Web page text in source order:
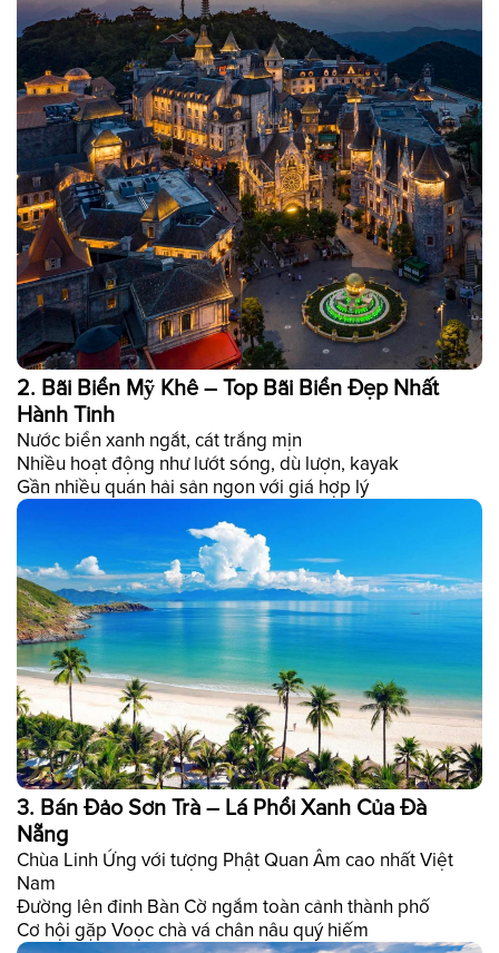
2. Bãi Biển Mỹ Khê – Top Bãi Biển Đẹp Nhất
Hành Tinh
Nước biển xanh ngắt, cát trắng mịn
Nhiều hoạt động như lướt sóng, dù lượn, kayak
Gần nhiều quán hải sản ngon với giá hợp lý
3. Bán Đảo Sơn Trà – Lá Phổi Xanh Của Đà
Nẵng
Chùa Linh Ứng với tượng Phật Quan Âm cao nhất Việt
Nam
Đường lên đỉnh Bàn Cờ ngắm toàn cảnh thành phố
Cơ hội gặp Voọc chà vá chân nâu quý hiếm